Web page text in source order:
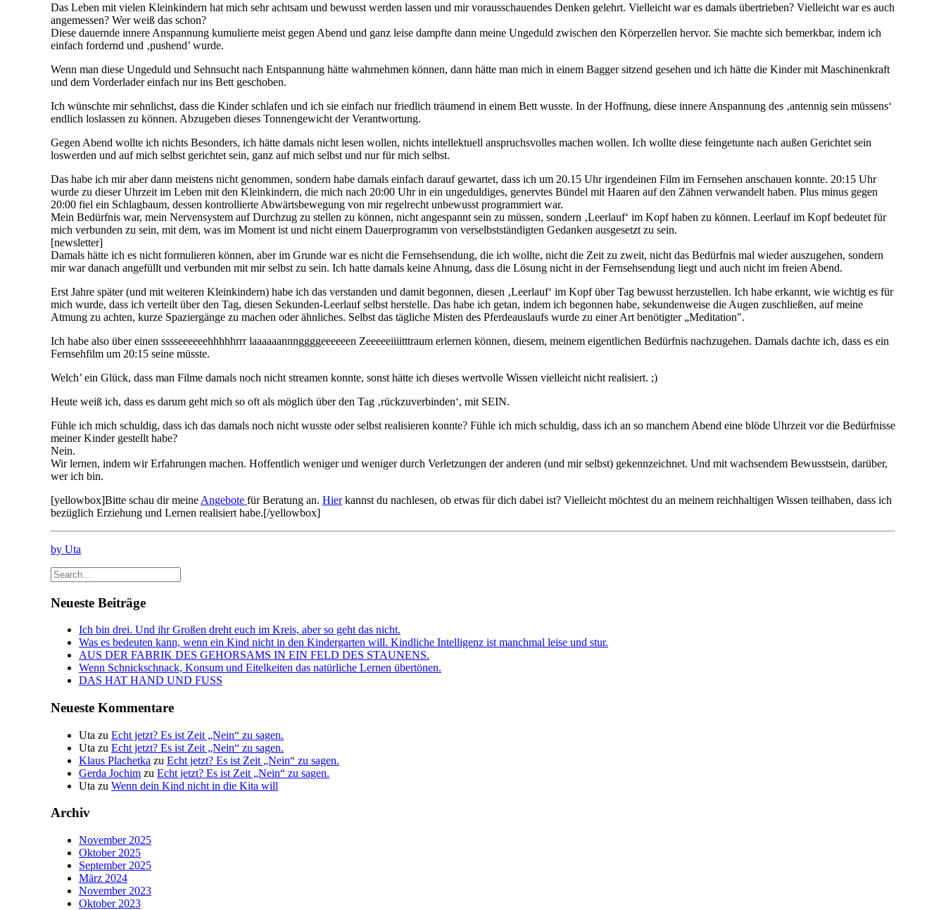
Das Leben mit vielen Kleinkindern hat mich sehr achtsam und bewusst werden lassen und mir vorausschauendes Denken gelehrt. Vielleicht war es damals übertrieben? Vielleicht war es auch
angemessen? Wer weiß das schon?
Diese dauernde innere Anspannung kumulierte meist gegen Abend und ganz leise dampfte dann meine Ungeduld zwischen den Körperzellen hervor. Sie machte sich bemerkbar, indem ich
einfach fordernd und ‚pushend’ wurde.
Wenn man diese Ungeduld und Sehnsucht nach Entspannung hätte wahrnehmen können, dann hätte man mich in einem Bagger sitzend gesehen und ich hätte die Kinder mit Maschinenkraft
und dem Vorderlader einfach nur ins Bett geschoben.
Ich wünschte mir sehnlichst, dass die Kinder schlafen und ich sie einfach nur friedlich träumend in einem Bett wusste. In der Hoffnung, diese innere Anspannung des ‚antennig sein müssens‘
endlich loslassen zu können. Abzugeben dieses Tonnengewicht der Verantwortung.
Gegen Abend wollte ich nichts Besonders, ich hätte damals nicht lesen wollen, nichts intellektuell anspruchsvolles machen wollen. Ich wollte diese feingetunte nach außen Gerichtet sein
loswerden und auf mich selbst gerichtet sein, ganz auf mich selbst und nur für mich selbst.
Das habe ich mir aber dann meistens nicht genommen, sondern habe damals einfach darauf gewartet, dass ich um 20.15 Uhr irgendeinen Film im Fernsehen anschauen konnte. 20:15 Uhr
wurde zu dieser Uhrzeit im Leben mit den Kleinkindern, die mich nach 20:00 Uhr in ein ungeduldiges, genervtes Bündel mit Haaren auf den Zähnen verwandelt haben. Plus minus gegen
20:00 fiel ein Schlagbaum, dessen kontrollierte Abwärtsbewegung von mir regelrecht unbewusst programmiert war.
Mein Bedürfnis war, mein Nervensystem auf Durchzug zu stellen zu können, nicht angespannt sein zu müssen, sondern ‚Leerlauf‘ im Kopf haben zu können. Leerlauf im Kopf bedeutet für
mich verbunden zu sein, mit dem, was im Moment ist und nicht einem Dauerprogramm von verselbstständigten Gedanken ausgesetzt zu sein.
[newsletter]
Damals hätte ich es nicht formulieren können, aber im Grunde war es nicht die Fernsehsendung, die ich wollte, nicht die Zeit zu zweit, nicht das Bedürfnis mal wieder auszugehen, sondern
mir war danach angefüllt und verbunden mit mir selbst zu sein. Ich hatte damals keine Ahnung, dass die Lösung nicht in der Fernsehsendung liegt und auch nicht im freien Abend.
Erst Jahre später (und mit weiteren Kleinkindern) habe ich das verstanden und damit begonnen, diesen ‚Leerlauf‘ im Kopf über Tag bewusst herzustellen. Ich habe erkannt, wie wichtig es für
mich wurde, dass ich verteilt über den Tag, diesen Sekunden-Leerlauf selbst herstelle. Das habe ich getan, indem ich begonnen habe, sekundenweise die Augen zuschließen, auf meine
Atmung zu achten, kurze Spaziergänge zu machen oder ähnliches. Selbst das tägliche Misten des Pferdeauslaufs wurde zu einer Art benötigter „Meditation".
Ich habe also über einen sssseeeeeehhhhhrrr laaaaaannnggggeeeeeen Zeeeeeiiiitttraum erlernen können, diesem, meinem eigentlichen Bedürfnis nachzugehen. Damals dachte ich, dass es ein
Fernsehfilm um 20:15 seine müsste.
Welch’ ein Glück, dass man Filme damals noch nicht streamen konnte, sonst hätte ich dieses wertvolle Wissen vielleicht nicht realisiert. ;)
Heute weiß ich, dass es darum geht mich so oft als möglich über den Tag ‚rückzuverbinden‘, mit SEIN.
Fühle ich mich schuldig, dass ich das damals noch nicht wusste oder selbst realisieren konnte? Fühle ich mich schuldig, dass ich an so manchem Abend eine blöde Uhrzeit vor die Bedürfnisse
meiner Kinder gestellt habe?
Nein.
Wir lernen, indem wir Erfahrungen machen. Hoffentlich weniger und weniger durch Verletzungen der anderen (und mir selbst) gekennzeichnet. Und mit wachsendem Bewusstsein, darüber,
wer ich bin.
[yellowbox]Bitte schau dir meine Angebote für Beratung an. Hierkannst du nachlesen, ob etwas für dich dabei ist? Vielleicht möchtest du an meinem reichhaltigen Wissen teilhaben, dass ich
bezüglich Erziehung und Lernen realisiert habe.[/yellowbox]
by Uta
Neueste Beiträge
Ich bin drei. Und ihr Großen dreht euch im Kreis, aber so geht das nicht.
Was es bedeuten kann, wenn ein Kind nicht in den Kindergarten will. Kindliche Intelligenz ist manchmal leise und stur.
AUS DER FABRIK DES GEHORSAMS IN EIN FELD DES STAUNENS.
Wenn Schnickschnack, Konsum und Eitelkeiten das natürliche Lernen übertönen.
DAS HAT HAND UND FUSS
Neueste Kommentare
Uta zu Echt jetzt? Es ist Zeit „Nein“ zu sagen.
Uta zu Echt jetzt? Es ist Zeit „Nein“ zu sagen.
Klaus Plachetka zu Echt jetzt? Es ist Zeit „Nein“ zu sagen.
Gerda Jochim zu Echt jetzt? Es ist Zeit „Nein“ zu sagen.
Uta zu Wenn dein Kind nicht in die Kita will
Archiv
November 2025
Oktober 2025
September 2025
März 2024
November 2023
Oktober 2023